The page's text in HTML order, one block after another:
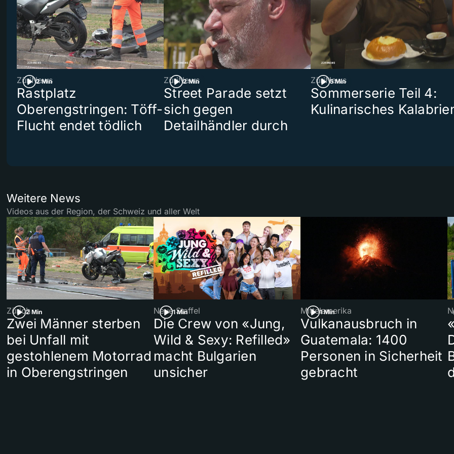
2 Min
ZüriNews
Rastplatz
Oberengstringen: Töff-
Flucht endet tödlich
2 Min
ZüriNews
Street Parade setzt
sich gegen
Detailhändler durch
5 Min
ZüriNews
Sommerserie Teil 4:
Kulinarisches
Weitere News
Videos aus der Region, der Schweiz und aller Welt
2 Min
Zürich
Zwei Männer sterben
bei Unfall mit
gestohlenem Motorrad
in Oberengstringen
1 Min
Neue Staffel
Die Crew von «Jung,
Wild & Sexy: Refilled»
macht Bulgarien
unsicher
1 Min
Mittelamerika
Vulkanausbruch in
Guatemala: 1400
Personen in Sicherheit
gebracht